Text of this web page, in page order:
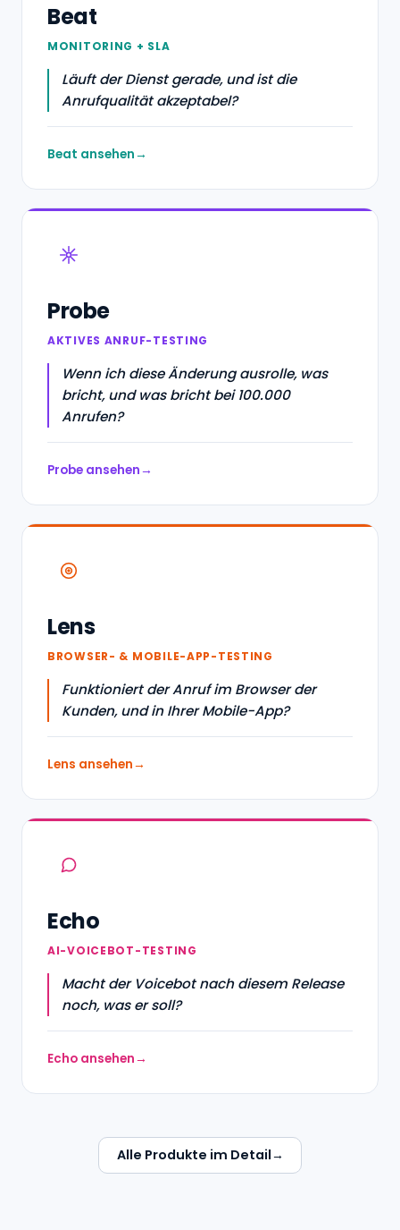
Beat
MONITORING + SLA
Läuft der Dienst gerade, und ist die
Anrufqualität akzeptabel?
Beat ansehen
Probe
AKTIVES ANRUF-TESTING
Wenn ich diese Änderung ausrolle, was
bricht, und was bricht bei 100.000
Anrufen?
Probe ansehen
Lens
BROWSER- & MOBILE-APP-TESTING
Funktioniert der Anruf im Browser der
Kunden, und in Ihrer Mobile-App?
Lens ansehen
Echo
AI-VOICEBOT-TESTING
Macht der Voicebot nach diesem Release
noch, was er soll?
Echo ansehen
Alle Produkte im Detail